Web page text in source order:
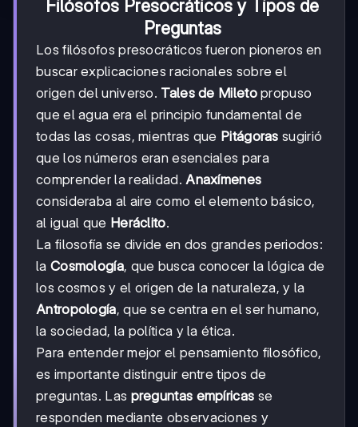
Filósofos Presocráticos y Tipos de
Preguntas
Los filósofos presocráticos fueron pioneros en
buscar explicaciones racionales sobre el
origen del universo. Tales de Miletopropuso
que el agua era el principio fundamental de
todas las cosas, mientras que Pitágoras sugirió
que los números eran esenciales para
comprender la realidad.Anaxímenes
consideraba al aire como el elemento básico,
al igual que Heráclito.
La filosofía se divide en dos grandes periodos:
la Cosmología, que busca conocer la lógica de
los cosmos y el origen de la naturaleza, y la
Antropología, que se centra en el ser humano,
la sociedad, la política y la ética.
Para entender mejor el pensamiento filosófico,
es importante distinguir entre tipos de
preguntas. Las preguntas empíricas se
responden mediante observaciones y